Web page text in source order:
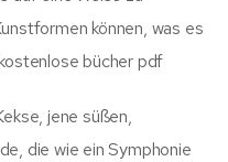
können, was es
bücher pdf
jene süßen,
die wie ein Symphonie